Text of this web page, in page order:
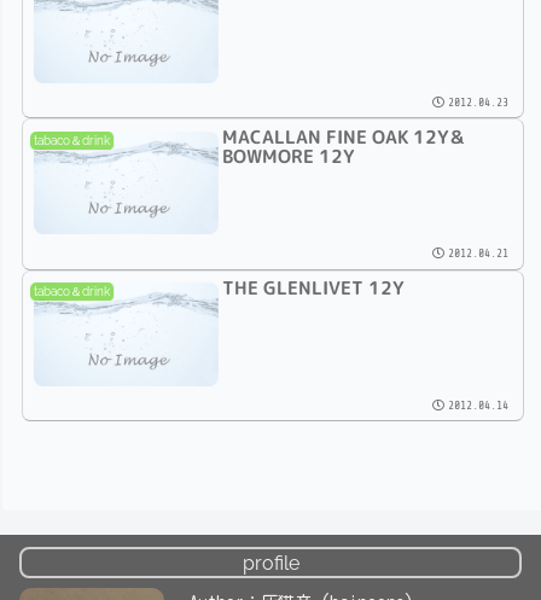
2012.04.23
tabaco＆drink MACALLAN FINE OAK 12Y＆
BOWMORE 12Y
2012.04.21
tabaco＆drink THE GLENLIVET 12Y
2012.04.14
profile